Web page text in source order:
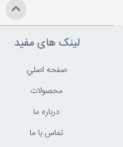
لینک های مفید
صفحه اصلي
محصولات
درباره ما
تماس با ما